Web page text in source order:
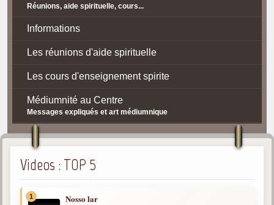
Réunions, aide spirituelle, cours...
Informations
Les réunions d'aide spirituelle
Les cours d'enseignement spirite
Médiumnité au Centre
Messages expliqués et art médiumnique
Contact / Accès
Plan d'accès
Spiritisme
La doctrine Spirite
Videos : TOP 5
1 Nosso lar